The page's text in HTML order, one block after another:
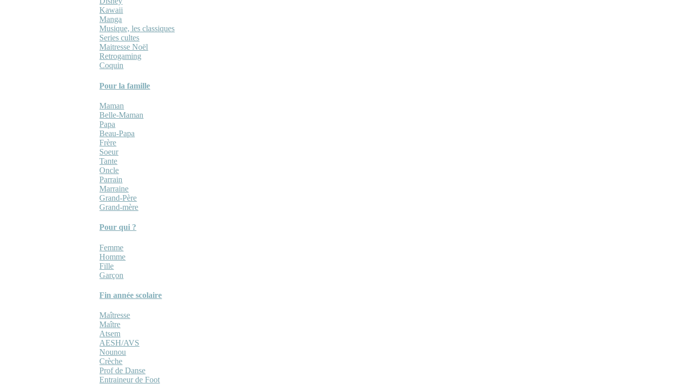
Kawaii
Manga
Musique, les classiques
Series cultes
Maitresse Noël
Retrogaming
Coquin
Pour la famille
Maman
Belle-Maman
Papa
Beau-Papa
Frère
Soeur
Tante
Oncle
Parrain
Marraine
Grand-Père
Grand-mère
Pour qui ?
Femme
Homme
Fille
Garçon
Fin année scolaire
Maîtresse
Maître
Atsem
AESH/AVS
Nounou
Crèche
Prof de Danse
Entraineur de Foot